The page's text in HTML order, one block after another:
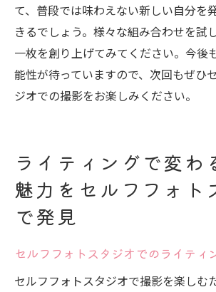
て、普段では味わえない新しい自分を
きるでしょう。様々な組み合わせを試
一枚を創り上げてみてください。今後
能性が待っていますので、次回もぜひ
ジオでの撮影をお楽しみください。
ライティングで変わ
魅力をセルフフォト
で発見
セルフフォトスタジオでのライティ
セルフフォトスタジオで撮影を楽しむ